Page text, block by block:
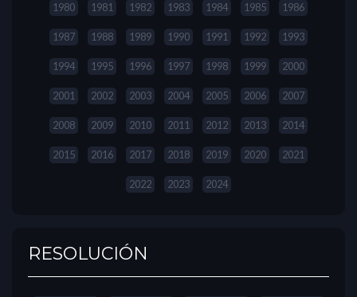
1980 1981 1982 1983 1984 1985 1986
1987 1988 1989 1990 1991 1992 1993
1994 1995 1996 1997 1998 1999 2000
2001 2002 2003 2004 2005 2006 2007
2008 2009 2010 2011 2012 2013 2014
2015 2016 2017 2018 2019 2020 2021
2022 2023 2024
RESOLUCIÓN